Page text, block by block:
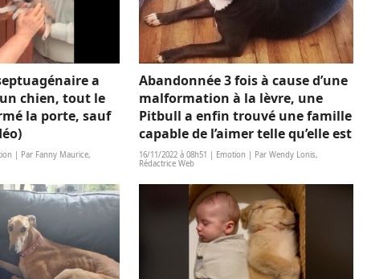
a
chien, tout le
la porte, sauf
| Par Fanny Maurice,
Abandonnée 3 fois à cause d’une
malformation à la lèvre, une
Pitbull a enfin trouvé une famille
capable de l’aimer telle qu’elle est
16/11/2022 à 08h51 | Emotion | Par Wendy Lonis,
Rédactrice Web